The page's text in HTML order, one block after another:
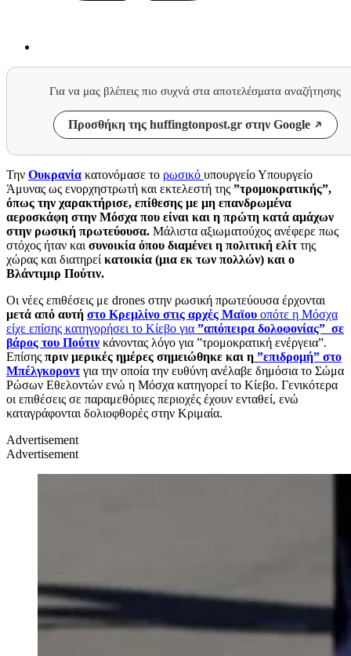
Για να μας βλέπεις πιο συχνά στα αποτελέσματα αναζήτησης
Προσθήκη της huffingtonpost.gr στην Google
Την Ουκρανία κατονόμασε το ρωσικό υπουργείο Υπουργείο
Άμυνας ως ενορχηστρωτή και εκτελεστή της ”τρομοκρατικής”,
όπως την χαρακτήρισε, επίθεσης με μη επανδρωμένα
αεροσκάφη στην Μόσχα που είναι και η πρώτη κατά αμάχων
στην ρωσική πρωτεύουσα. Μάλιστα αξιωματούχος ανέφερε πως
στόχος ήταν και συνοικία όπου διαμένει η πολιτική ελίττης
χώρας και διατηρεί κατοικία (μια εκ των πολλών) και ο
Βλάντιμιρ Πούτιν.
Οι νέες επιθέσεις με drones στην ρωσική πρωτεύουσα έρχονται
μετά από αυτή στο Κρεμλίνο στις αρχές Μαϊου οπότε η Μόσχα
είχε επίσης κατηγορήσει το Κίεβο για ”απόπειρα δολοφονίας” σε
βάρος του Πούτιν κάνοντας λόγο για ”τρομοκρατική ενέργεια”.
Επίσης πριν μερικές ημέρες σημειώθηκε και η ”επιδρομή” στο
Μπέλγκοροντ για την οποία την ευθύνη ανέλαβε δημόσια το Σώμα
Ρώσων Εθελοντών ενώ η Μόσχα κατηγορεί το Κίεβο. Γενικότερα
οι επιθέσεις σε παραμεθόριες περιοχές έχουν ενταθεί, ενώ
καταγράφονται δολιοφθορές στην Κριμαία.
Advertisement
Advertisement